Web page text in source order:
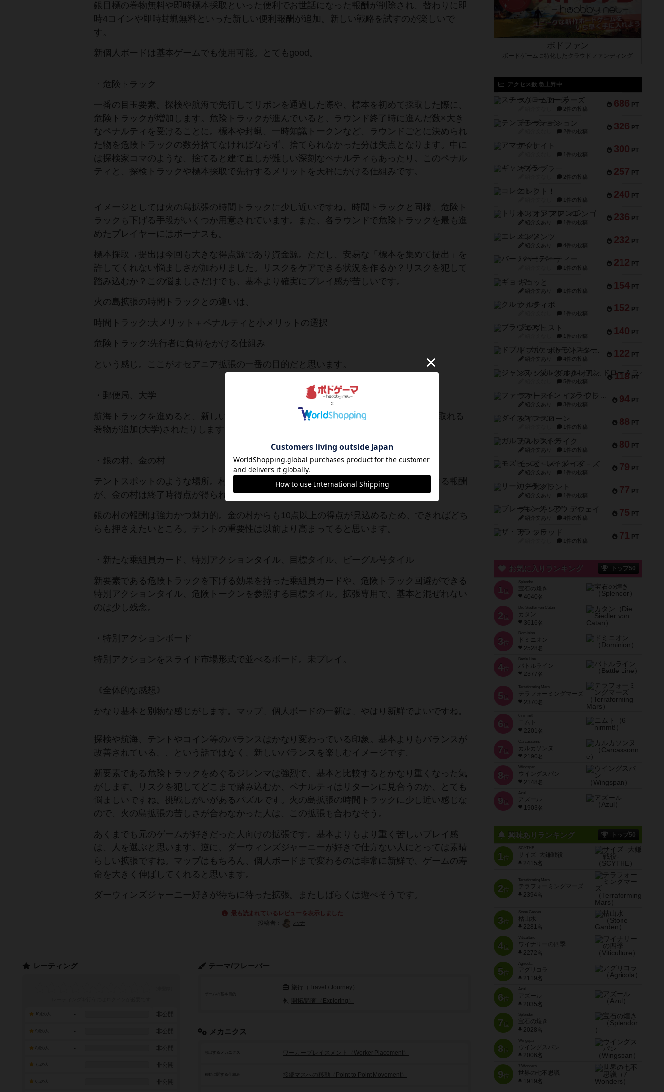
銀目標の巻物無料や即時標本採取といった便利でお世話になった報酬が削除され、替わりに即
時4コインや即時封蝋無料といった新しい便利報酬が追加。新しい戦略を試すのが楽しいで
す。
新個人ボードは基本ゲームでも使用可能。とてもgood。
・危険トラック
一番の目玉要素。探検や航海で先行してリボンを通過した際や、標本を初めて採取した際に、
危険トラックが増加します。危険トラックが進んでいると、ラウンド終了時に進んだ数×大き
なペナルティを受けることに。標本や封蝋、一時知識トークンなど、ラウンドごとに決められ
た物を危険トラックの数分捨てなければならず、捨てられなかった分は失点となります。中に
は探検家コマのような、捨てると建て直しが難しい深刻なペナルティもあったり。このペナル
ティと、探検トラックや標本採取で先行するメリットを天秤にかける仕組みです。
イメージとしては火の島拡張の時間トラックに少し近いですね。時間トラックと同様、危険ト
ラックも下げる手段がいくつか用意されています。また、各ラウンドで危険トラックを最も進
めたプレイヤーにはボーナスも。
標本採取→提出は今回も大きな得点源であり資金源。ただし、安易な「標本を集めて提出」を
許してくれない悩ましさが加わりました。リスクをケアできる状況を作るか？リスクを犯して
踏み込むか？この悩ましさだけでも、基本より確実にプレイ感が苦しいです。
火の島拡張の時間トラックとの違いは、
時間トラック:大メリット＋ペナルティと小メリットの選択
危険トラック:先行者に負荷をかける仕組み
という感じ。ここがオセアニア拡張の一番の目的だと思います。
・郵便局、大学
航海トラックを進めると、新しい交信先が追加(郵便局)されたり、封蝋をコスト無しで取れる
巻物が追加(大学)されたりします。どちらも航海を進める強い動機になります。
・銀の村、金の村
テントスポットのような場所。村にテントを配置すると、銀の村はゲームをブーストする報酬
が、金の村は終了時得点が得られます。
銀の村の報酬は強力かつ魅力的。金の村からも10点以上の得点が見込めるため、できればどち
らも押さえたいところ。テントの重要性は以前より高まってると思います。
・新たな乗組員カード、特別アクションタイル、目標タイル、ビーグル号タイル
新要素である危険トラックを下げる効果を持った乗組員カードや、危険トラック回避ができる
特別アクションタイル、危険トークンを参照する目標タイル。拡張専用で、基本と混ぜれない
のは少し残念。
・特別アクションボード
特別アクションをスライド市場形式で並べるボード。未プレイ。
《全体的な感想》
かなり基本と別物な感じがします。マップ、個人ボードの一新は、やはり新鮮でよいですね。
探検や航海、テントやコイン等のバランスはかなり変わっている印象。基本よりもバランスが
改善されている、、という話ではなく、新しいバランスを楽しむイメージです。
新要素である危険トラックをめぐるジレンマは強烈で、基本と比較するとかなり重くなった気
がします。リスクを犯してどこまで踏み込むか、ペナルティはリターンに見合うのか、とても
悩ましいですね。挑戦しがいがあるパズルです。火の島拡張の時間トラックに少し近い感じな
ので、火の島拡張の苦しさが合わなかった人は、この拡張も合わなそう。
あくまでも元のゲームが好きだった人向けの拡張です。基本よりもより重く苦しいプレイ感
は、人を選ぶと思います。逆に、ダーウィンズジャーニーが好きで仕方ない人にとっては素晴
らしい拡張ですね。マップはもちろん、個人ボードまで変わるのは非常に新鮮で、ゲームの寿
命を大きく伸ばしてくれると思います。
ダーウィンズジャーニー好きが待ちに待った拡張。またしばらくは遊べそうです。
最も読まれているレビューを表示しました
投稿者：
ハナ
テーマ/フレーバー
ゲームの基本目的
旅行（Travel / Journey）
開拓/調査（Exploring）
メカニクス
頻出するメカニクス ワーカープレイスメント（Worker Placement）
移動に関する仕組み 接続マスへの移動（Point to Point Movement）
レーティング
- 非公開
- 非公開
- 非公開
7点の人 - 非公開
- 非公開
ボドファン
ボードゲームに特化したクラウドファンディング
アクセス数 急上昇中
686 PT
スチームローラーズ
2件の投稿
326 PT
テンプテーション
2件の投稿
300 PT
アマナイト
1件の投稿
257 PT
ギャンブラー
2件の投稿
240 PT
コレクト！
1件の投稿
236 PT
トリオンフ ア マレンゴ
紹介文あり 1件の投稿
232 PT
エレメンツ
紹介文あり 4件の投稿
212 PT
バー！パーティー
1件の投稿
154 PT
ギョッと
紹介文あり 1件の投稿
152 PT
クルティボ
1件の投稿
140 PT
ブラヴェスト
1件の投稿
122 PT
ドブル：ポケットモンスター
紹介文あり 4件の投稿
118 PT
ジャンヌ・ダルク-オルレアン ドロー＆ライト
5件の投稿
94 PT
ファースト・イン・フライト
紹介文あり 3件の投稿
88 PT
ダイススローン
1件の投稿
80 PT
ガルフストライク
紹介文あり 1件の投稿
79 PT
モズビ－ズ・レイダ－ズ
紹介文あり 1件の投稿
77 PT
リー対グラント
紹介文あり 1件の投稿
75 PT
ブレーキング・アウェイ
紹介文あり 4件の投稿
71 PT
ザ・フラッド
1件の投稿
お気に入りランキング トップ50
1 位
宝石の煌き
4040名
2 位
Die Siedler von Catan
カタン
3616名
3 位
ドミニオン
2528名
4位
Battle Line
バトルライン
2377名
5 位
Terraforming Mars
テラフォーミングマーズ
2370名
6 位
ニムト
2201名
7 位
Carcassonne
カルカソンヌ
2190名
8 位
Wingspan
ウイングスパン
2148名
9 位
Azul
アズール
1903名
興味ありランキング トップ50
1位
SCYTHE
サイズ -大鎌戦役-
2415名
2位
Terraforming Mars
テラフォーミングマーズ
2394名
3位
Stone Garden
枯山水
2281名
4位
Viticulture
ワイナリーの四季
2272名
5位
Agricola
アグリコラ
2119名
6位
Azul
アズール
2035名
7位
宝石の煌き
2028名
8位
Wingspan
ウイングスパン
2006名
9位
7 Wonders
世界の七不思議
1919名